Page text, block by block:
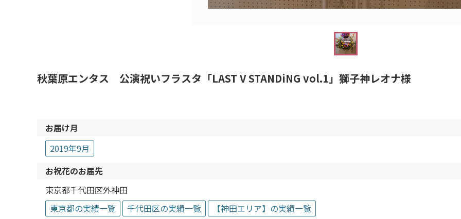
秋葉原エンタス 公演祝いフラスタ「LAST V STANDiNG vol.1」獅子神レオナ様
お届け月
2019年9月
お祝花のお届先
東京都千代田区外神田
東京都の実績一覧
千代田区の実績一覧
【神田エリア】の実績一覧